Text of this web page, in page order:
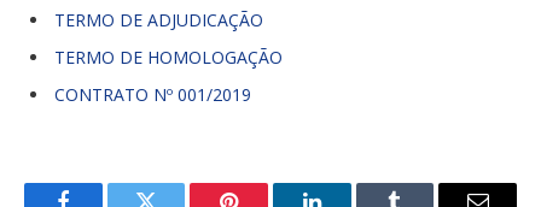
TERMO DE ADJUDICAÇÃO
TERMO DE HOMOLOGAÇÃO
CONTRATO Nº 001/2019